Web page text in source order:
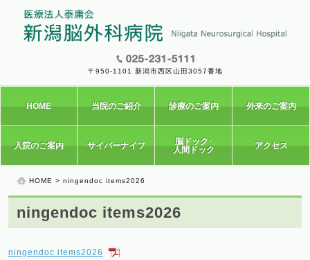
〒950-1101 新潟市西区山田3057番地
HOME 当院のご紹介 診療のご案内 外来のご案内
入院のご案内 サイバーナイフ
脳ドック･
人間ドック
アクセス
HOME > ningendoc items2026
ningendoc items2026
ningendoc items2026